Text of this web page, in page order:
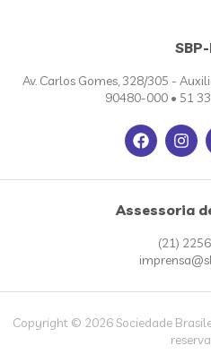
Av. Carlos Gomes, 328/305 -
90480-000 • 51
Assessoria
(21)
Copyright © 2026 Sociedade